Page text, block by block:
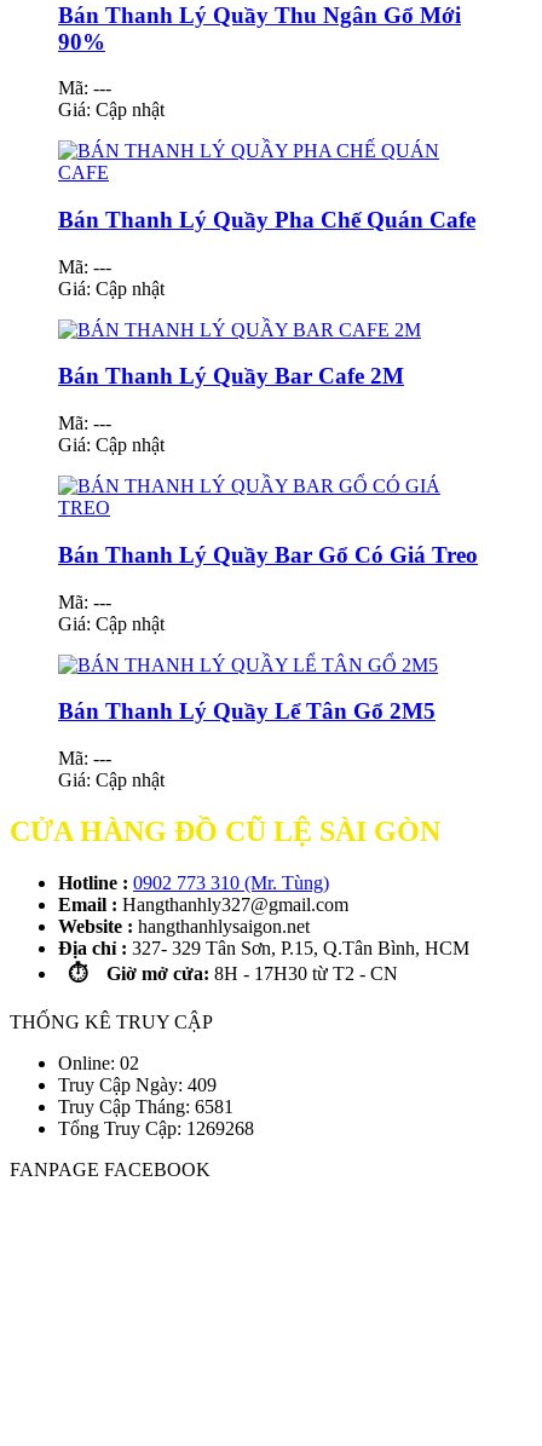
Bán Thanh Lý Quầy Thu Ngân Gổ Mới
90%
Mã: ---
Giá: Cập nhật
Bán Thanh Lý Quầy Pha Chế Quán Cafe
Mã: ---
Giá: Cập nhật
Bán Thanh Lý Quầy Bar Cafe 2M
Mã: ---
Giá: Cập nhật
Bán Thanh Lý Quầy Bar Gổ Có Giá Treo
Mã: ---
Giá: Cập nhật
Bán Thanh Lý Quầy Lể Tân Gổ 2M5
Mã: ---
Giá: Cập nhật
CỬA HÀNG ĐỒ CŨ LỆ SÀI GÒN
Hotline : 0902 773 310 (Mr. Tùng)
Email : Hangthanhly327@gmail.com
Website : hangthanhlysaigon.net
Địa chỉ : 327- 329 Tân Sơn, P.15, Q.Tân Bình, HCM
⏱️ Giờ mở cửa: 8H - 17H30 từ T2 - CN
THỐNG KÊ TRUY CẬP
Online: 02
Truy Cập Ngày: 409
Truy Cập Tháng: 6581
Tổng Truy Cập: 1 269268
FANPAGE FACEBOOK